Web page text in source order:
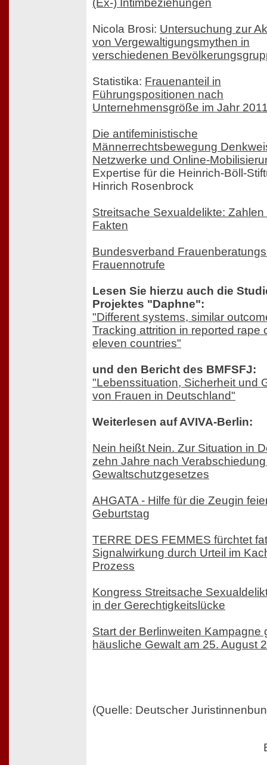
Nicola Brosi: Untersuchung zur
von Vergewaltigungsmythen in
verschiedenen
Statistika: Frauenanteil in
Führungspositionen nach
Unternehmensgröße im Jahr
Die antifeministische
Männerrechtsbewegung
Netzwerke und Online-
Expertise für die Heinrich-Böll-
Hinrich Rosenbrock
Streitsache Sexualdelikte: Zahlen
Fakten
Bundesverband
Frauennotrufe
Lesen Sie hierzu auch die
Projektes "Daphne":
"Different systems, similar
Tracking attrition in reported rape
eleven countries"
und den Bericht des BMFSFJ:
"Lebenssituation, Sicherheit und
von Frauen in Deutschland"
Weiterlesen auf AVIVA-Berlin:
Nein heißt Nein. Zur Situation in
zehn Jahre nach
Gewaltschutzgesetzes
AHGATA - Hilfe für die Zeugin
Geburtstag
TERRE DES FEMMES fürchtet
Signalwirkung durch Urteil im
Prozess
Kongress Streitsache
in der Gerechtigkeitslücke
Start der Berlinweiten Kampagne
häusliche Gewalt am 25. August
(Quelle: Deutscher